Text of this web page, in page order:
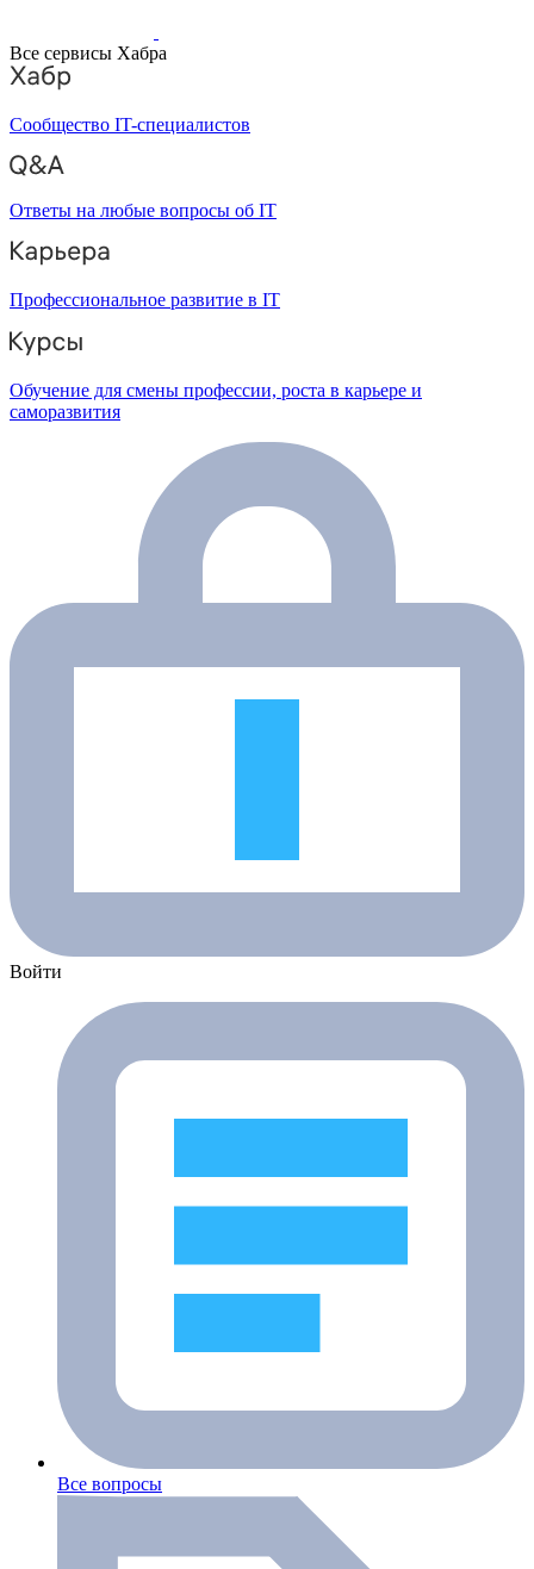
Все сервисы Хабра
Сообщество IT-специалистов
Ответы на любые вопросы об IT
Профессиональное развитие в IT
Обучение для смены профессии, роста в карьере и
саморазвития
Войти
Все вопросы